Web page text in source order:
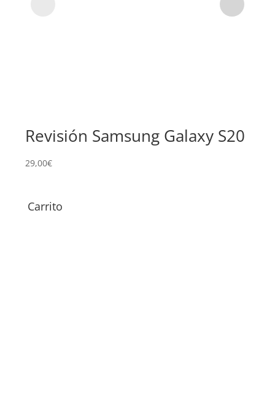
Revisión Samsung Galaxy S20
29,00€
Carrito